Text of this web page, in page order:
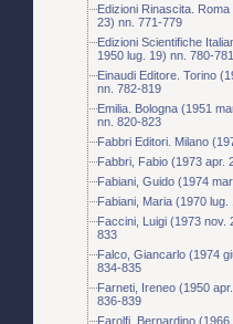
Edizioni Rinascita.
23) nn. 771-779
Edizioni Scientifiche
1950 lug. 19) nn. 780-781
Einaudi Editore. Torino
nn. 782-819
Emilia. Bologna (1951
nn. 820-823
Fabbri Editori. Milano
Fabbri, Fabio (1973 apr.
Fabiani, Guido (1974
Fabiani, Maria (1970 lug.
Faccini, Luigi (1973 nov.
833
Falco, Giancarlo (1974
834-835
Farneti, Ireneo (1950
836-839
Farolfi, Bernardino